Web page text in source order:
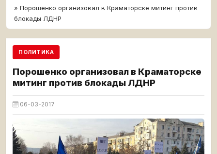
» Порошенко организовал в Краматорске митинг против
блокады ЛДНР
ПОЛИТИКА
Порошенко организовал в Краматорске
митинг против блокады ЛДНР
06-03-2017